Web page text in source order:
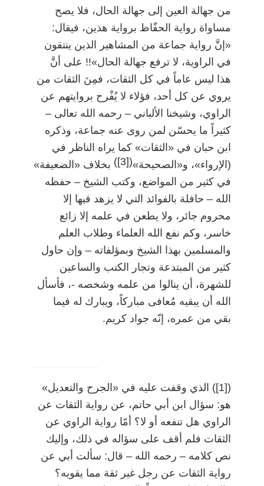
من جهالة العين إلى جهالة الحال، فلا يصح
مساواة رواية الحفّاظ برواية هذين، فيقال:
«إنَّ رواية جماعة من المشاهير الذين ينتقون
في الراوية، لا ترفع جهالة الحال»!! على أنَّ
هذا ليس عاماً في كل الثقات، فمِنَ الثقات من
يروي عن كل أحد، فؤلاء لا يُفْرح بروايتهم عن
الراوي، وشيخنا الألباني– رحمه الله تعالى–
كثيراً ما يحسّن لمن روى عنه جماعة، وذكره
ابن حبان في «الثقات» كما يراه الناظر في
(الإرواء»، و«الصحيحة»(
[3]
) بخلاف «الضعيفة»
في كثير من المواضع، وكتب الشيخ– حفظه
الله– حافلة بالفوائد التي لا يزهد فيها إلا
محروم جائر، ولا يطعن في علمه إلا زائع
خاسر، وكم نفع الله العلماء وطلاب العلم
والمسلمين بهذا الشيخ وبمؤلفاته– وإن حاول
كثير من المبتدعة وتجار الكتب والساعين
للشهرة، أن ينالوا من علمه وشخصه -، فأسأل
الله أن يبقيه مُعافى مباركاً، ويبارك له فيما
بقي من عمره، إنّه جواد كريم.
([1])
الذي وقفت عليه في «الجرح والتعديل»
هو: سؤال ابن أبي حاتم، عن رواية الثقات عن
الراوي هل تنفعه أو لا؟ أمّا رواية الراوي عن
الثقات فلم أقف على سؤاله في ذلك، وإليك
نص كلامه– رحمه الله– قال: سألت أبي عن
رواية الثقات عن رجل غير ثقة مما يقويه؟